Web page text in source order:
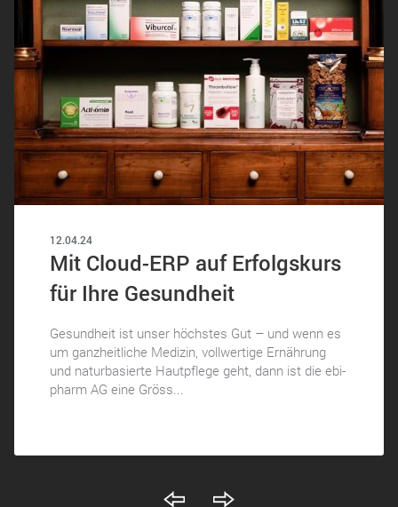
12.04.24
Mit Cloud-ERP auf Erfolgskurs
für Ihre Gesundheit
Gesundheit ist unser höchstes Gut – und wenn es
um ganzheitliche Medizin, vollwertige Ernährung
und naturbasierte Hautpflege geht, dann ist die ebi-
pharm AG eine Gröss...